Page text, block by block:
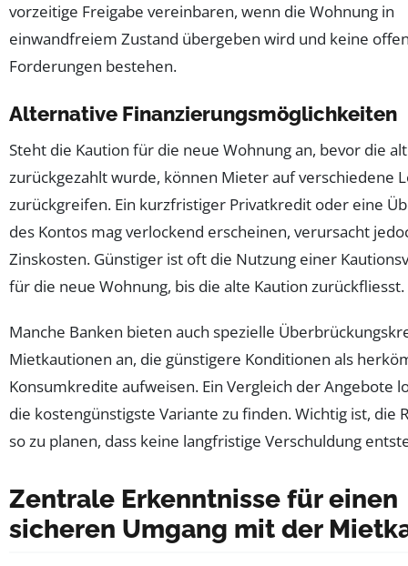
vorzeitige Freigabe vereinbaren, wenn die Wohnung in
einwandfreiem Zustand übergeben wird und keine
Forderungen bestehen.
Alternative Finanzierungsmöglichkeiten
Steht die Kaution für die neue Wohnung an, bevor die
zurückgezahlt wurde, können Mieter auf verschiedene
zurückgreifen. Ein kurzfristiger Privatkredit oder eine
des Kontos mag verlockend erscheinen, verursacht
Zinskosten. Günstiger ist oft die Nutzung einer
für die neue Wohnung, bis die alte Kaution zurückfliesst.
Manche Banken bieten auch spezielle
Mietkautionen an, die günstigere Konditionen als
Konsumkredite aufweisen. Ein Vergleich der Angebote
die kostengünstigste Variante zu finden. Wichtig ist, die
so zu planen, dass keine langfristige Verschuldung
Zentrale Erkenntnisse für einen
sicheren Umgang mit der